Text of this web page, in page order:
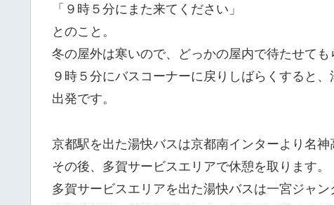
「９時５分にまた来てください」
とのこと。
冬の屋外は寒いので、どっかの屋内で待たせても
９時５分にバスコーナーに戻りしばらくすると
出発です。
京都駅を出た湯快バスは京都南インターより名神
その後、多賀サービスエリアで休憩を取ります。
多賀サービスエリアを出た湯快バスは一宮ジャ